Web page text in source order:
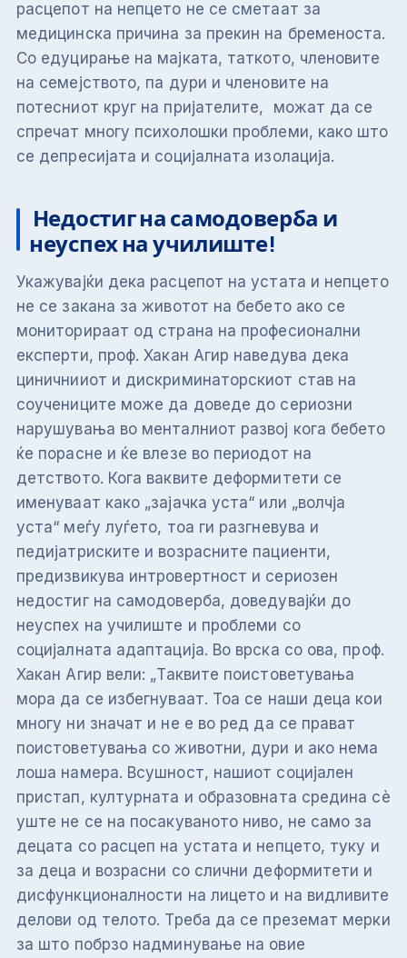
расцепот на непцето не се сметаат за
медицинска причина за прекин на бременоста.
Со едуцирање на мајката, таткото, членовите
на семејството, па дури и членовите на
потесниот круг на пријателите, можат да се
спречат многу психолошки проблеми, како што
се депресијата и социјалната изолација.
Недостиг на самодоверба и
неуспех на училиште!
Укажувајќи дека расцепот на устата и непцето
не се закана за животот на бебето ако се
мониторираат од страна на професионални
експерти, проф. Хакан Агир наведува дека
циничнииот и дискриминаторскиот став на
соучениците може да доведе до сериозни
нарушувања во менталниот развој кога бебето
ќе порасне и ќе влезе во периодот на
детството. Кога ваквите деформитети се
именуваат како „зајачка уста“ или „волчја
уста“ меѓу луѓето, тоа ги разгневува и
педијатриските и возрасните пациенти,
предизвикува интровертност и сериозен
недостиг на самодоверба, доведувајќи до
неуспех на училиште и проблеми со
социјалната адаптација. Во врска со ова, проф.
Хакан Агир вели: „Таквите поистоветувања
мора да се избегнуваат. Тоа се наши деца кои
многу ни значат и не е во ред да се прават
поистоветувања со животни, дури и ако нема
лоша намера. Всушност, нашиот социјален
пристап, културната и образовната средина сè
уште не се на посакуваното ниво, не само за
децата со расцеп на устата и непцето, туку и
за деца и возрасни со слични деформитети и
дисфункционалности на лицето и на видливите
делови од телото. Треба да се преземат мерки
за што побрзо надминување на овие